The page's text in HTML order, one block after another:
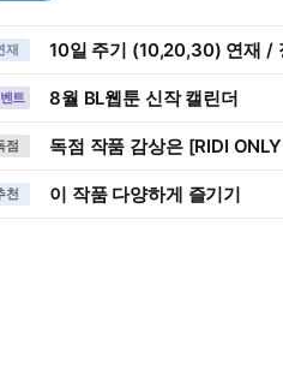
재 10일 주기 (10,20,30) 연재 /
트 8월 BL웹툰 신작 캘린더
점 독점 작품 감상은 [RIDI
천 이 작품 다양하게 즐기기